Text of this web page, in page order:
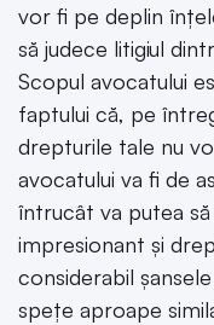
vor fi pe deplin
să judece litigiul
Scopul avocatului
faptului că, pe
drepturile tale nu
avocatului va fi de
întrucât va putea
impresionant și
considerabil
spețe aproape